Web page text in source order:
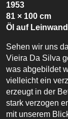
1953
81 × 100 cm
Öl auf Leinwand
Sehen wir uns
Vieira Da Silva
was abgebildet
vielleicht ein
erzeugt in der
stark verzogen
mit unserem